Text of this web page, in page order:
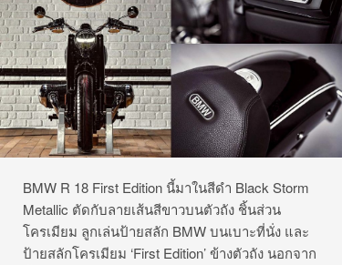
BMW R 18 First Edition นี้มาในสีดำ Black Storm
Metallic ตัดกับลายเส้นสีขาวบนตัวถัง ชิ้นส่วน
โครเมียม ลูกเล่นป้ายสลัก BMW บนเบาะที่นั่ง และ
ป้ายสลักโครเมียม ‘First Edition’ ข้างตัวถัง นอกจาก